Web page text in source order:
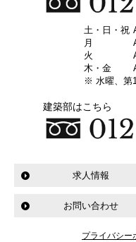
土・日・祝
月
火
木・金
※ 水曜、第
建築部はこちら
求人情報
お問い合わせ
プライバシー